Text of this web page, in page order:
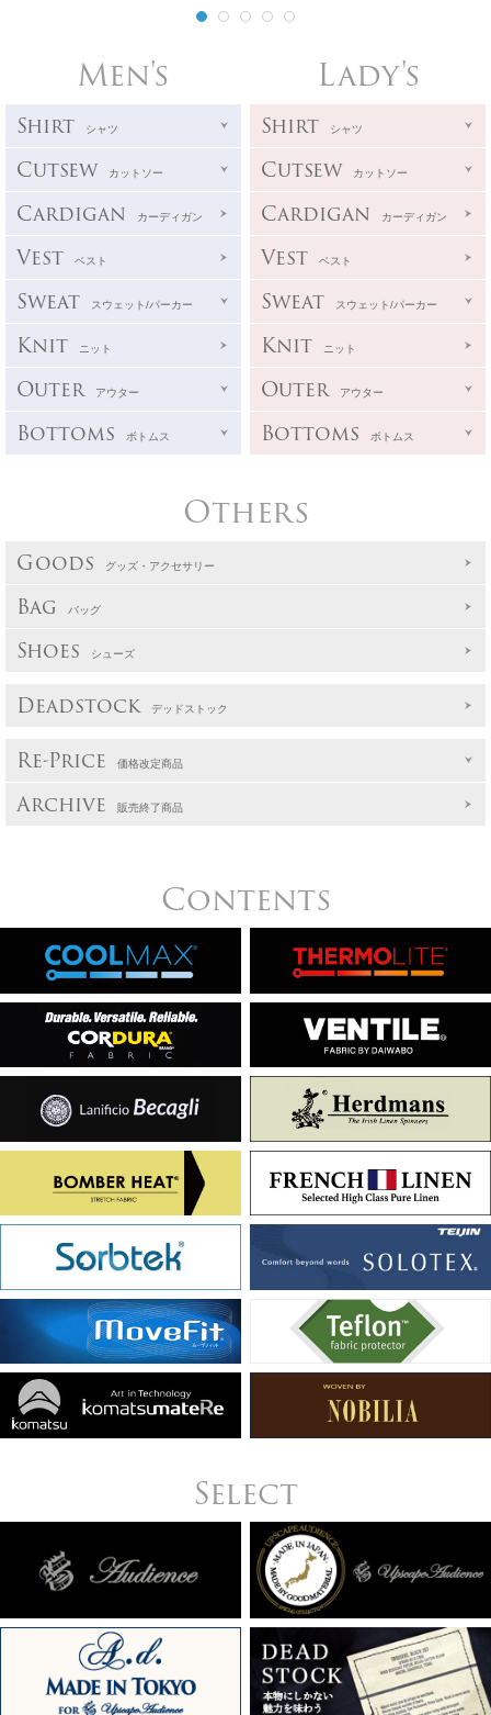
Men's
Shirt シャツ
Cutsew カットソー
Cardigan カーディガン
Vest ベスト
Sweat スウェット/パーカー
Knit ニット
Outer アウター
Bottoms ボトムス
Lady's
Shirt シャツ
Cutsew カットソー
Cardigan カーディガン
Vest ベスト
Sweat スウェット/パーカー
Knit ニット
Outer アウター
Bottoms ボトムス
Others
Goods グッズ・アクセサリー
Bag バッグ
Shoes シューズ
Deadstock デッドストック
Re-Price 価格改定商品
Archive 販売終了商品
Contents
Select